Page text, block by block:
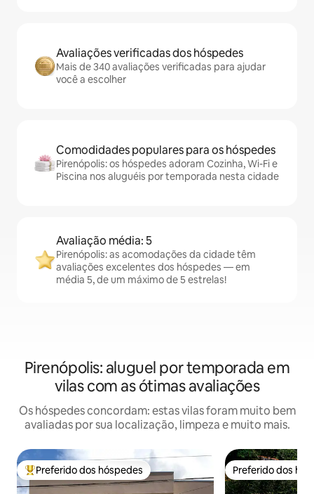
Avaliações verificadas dos hóspedes
Mais de 340 avaliações verificadas para ajudar
você a escolher
Comodidades populares para os hóspedes
Pirenópolis: os hóspedes adoram Cozinha, Wi-Fi e
Piscina nos aluguéis por temporada nesta cidade
Avaliação média: 5
Pirenópolis: as acomodações da cidade têm
avaliações excelentes dos hóspedes — em
média 5, de um máximo de 5 estrelas!
Pirenópolis: aluguel por temporada em
vilas com as ótimas avaliações
Os hóspedes concordam: estas vilas foram muito bem
avaliadas por sua localização, limpeza e muito mais.
Entre os melhores preferidos dos hóspedes
Preferido dos hóspedes Preferido dos
Preferido dos